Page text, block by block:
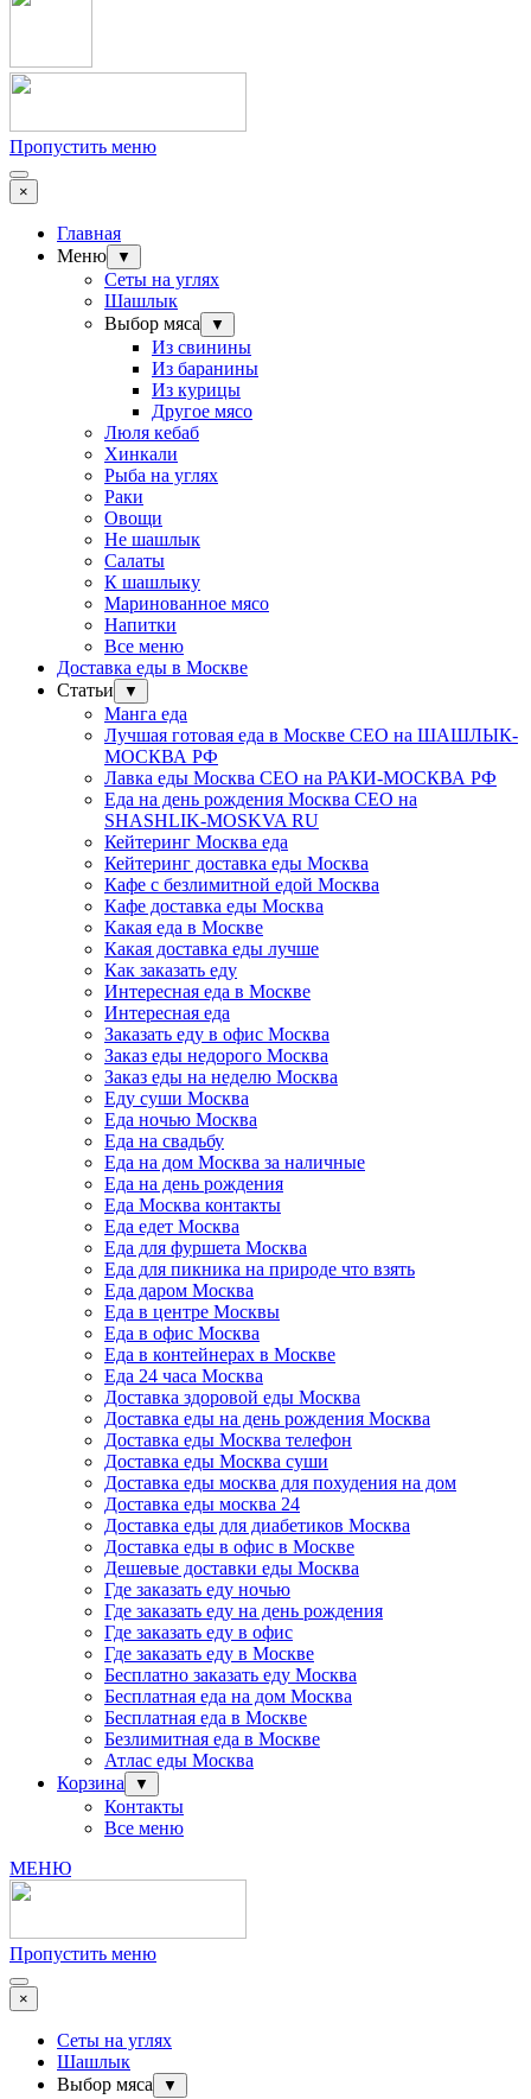
Пропустить меню
×
Главная
Меню
▼
Сеты на углях
Шашлык
Выбор мяса
▼
Из свинины
Из баранины
Из курицы
Другое мясо
Люля кебаб
Хинкали
Рыба на углях
Раки
Овощи
Не шашлык
Салаты
К шашлыку
Маринованное мясо
Напитки
Все меню
Доставка еды в Москве
Статьи
▼
Манга еда
Лучшая готовая еда в Москве СЕО на ШАШЛЫК-
МОСКВА РФ
Лавка еды Москва СЕО на РАКИ-МОСКВА РФ
Еда на день рождения Москва СЕО на
SHASHLIK-MOSKVA RU
Кейтеринг Москва еда
Кейтеринг доставка еды Москва
Кафе с безлимитной едой Москва
Кафе доставка еды Москва
Какая еда в Москве
Какая доставка еды лучше
Как заказать еду
Интересная еда в Москве
Интересная еда
Заказать еду в офис Москва
Заказ еды недорого Москва
Заказ еды на неделю Москва
Еду суши Москва
Еда ночью Москва
Еда на свадьбу
Еда на дом Москва за наличные
Еда на день рождения
Еда Москва контакты
Еда едет Москва
Еда для фуршета Москва
Еда для пикника на природе что взять
Еда даром Москва
Еда в центре Москвы
Еда в офис Москва
Еда в контейнерах в Москве
Еда 24 часа Москва
Доставка здоровой еды Москва
Доставка еды на день рождения Москва
Доставка еды Москва телефон
Доставка еды Москва суши
Доставка еды москва для похудения на дом
Доставка еды москва 24
Доставка еды для диабетиков Москва
Доставка еды в офис в Москве
Дешевые доставки еды Москва
Где заказать еду ночью
Где заказать еду на день рождения
Где заказать еду в офис
Где заказать еду в Москве
Бесплатно заказать еду Москва
Бесплатная еда на дом Москва
Бесплатная еда в Москве
Безлимитная еда в Москве
Атлас еды Москва
Корзина
▼
Контакты
Все меню
МЕНЮ
Пропустить меню
×
Сеты на углях
Шашлык
Выбор мяса
▼